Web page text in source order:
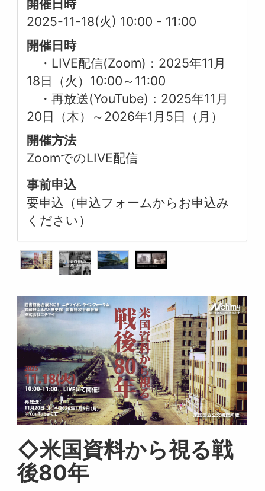
開催日時
2025-11-18(火) 10:00 - 11:00
開催日時
・LIVE配信(Zoom)：2025年11月
18日（火）10:00～11:00
・再放送(YouTube)：2025年11月
20日（木）～2026年1月5日（月）
開催方法
ZoomでのLIVE配信
事前申込
要申込（申込フォームからお申込み
ください）
◇米国資料から視る戦
後80年